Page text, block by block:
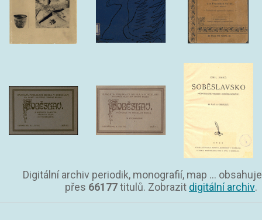
Digitální archiv periodik, monografií, map ... obsahuje
přes 66177titulů. Zobrazit digitální archiv.